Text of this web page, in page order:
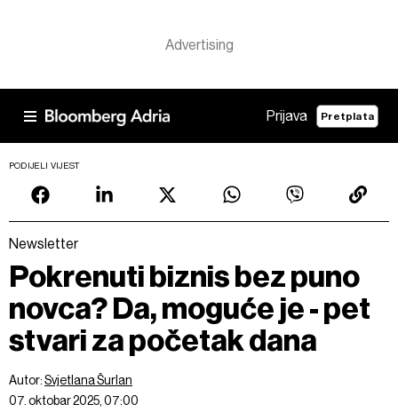
Prijava Pretplata
PODIJELI VIJEST
Newsletter
Pokrenuti biznis bez puno
novca? Da, moguće je - pet
stvari za početak dana
Autor:Svjetlana Šurlan
07. oktobar 2025, 07:00